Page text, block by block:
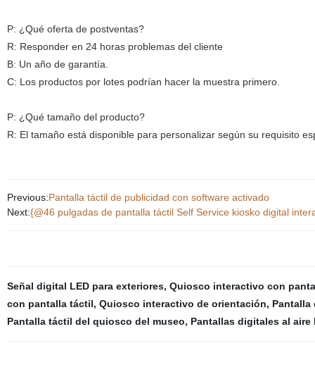
P: ¿Qué oferta de postventas?
R: Responder en 24 horas problemas del cliente
B: Un año de garantía.
C: Los productos por lotes podrían hacer la muestra primero.
P: ¿Qué tamaño del producto?
R: El tamaño está disponible para personalizar según su requisito
Previous:Pantalla táctil de publicidad con software activado
Next:{@46 pulgadas de pantalla táctil Self Service kiosko digital
Señal digital LED para exteriores, Quiosco interactivo con
con pantalla táctil, Quiosco interactivo de orientación, Pantalla
Pantalla táctil del quiosco del museo, Pantallas digitales al